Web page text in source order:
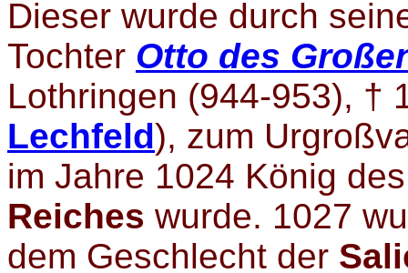
Dieser wurde durch
Tochter Otto des
Lothringen (944-953), †
Lechfeld), zum
im Jahre 1024 König
Reiches wurde. 1027
dem Geschlecht der